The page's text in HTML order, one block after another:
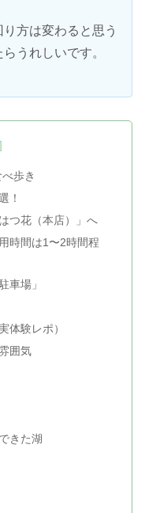
方は変わると思う
うれしいです。
歩き
！
つ花（本店）」へ
時間は1〜2時間程
車場」
体験レポ）
囲気
きた湖